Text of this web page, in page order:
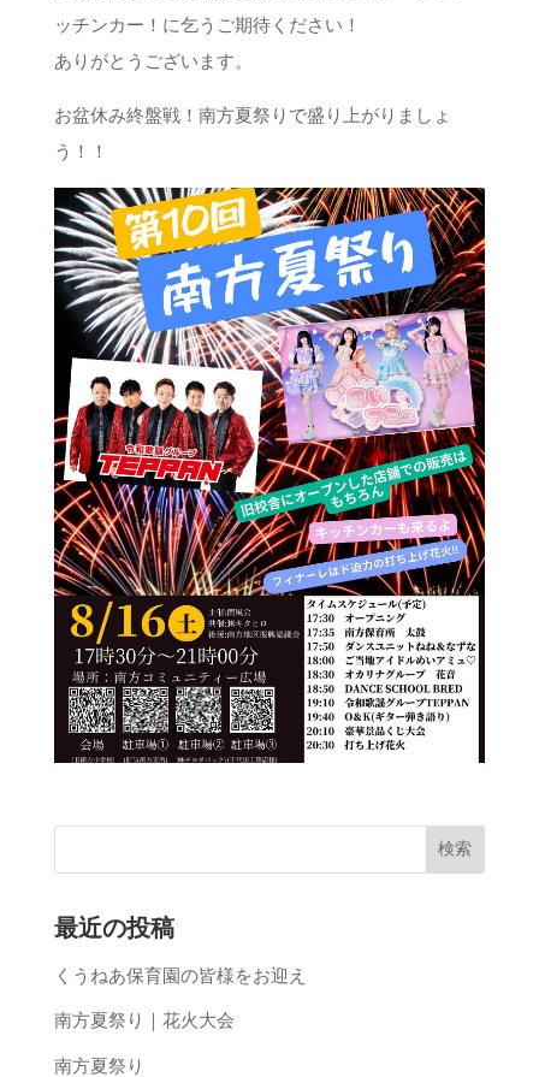
ッチンカー！に乞うご期待ください️！
ありがとうございます。
お盆休み終盤戦！南方夏祭りで盛り上がりましょ
う！！
最近の投稿
くうねあ保育園の皆様をお迎え
南方夏祭り｜花火大会
南方夏祭り